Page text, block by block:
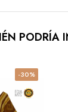
PODRÍA
-30%